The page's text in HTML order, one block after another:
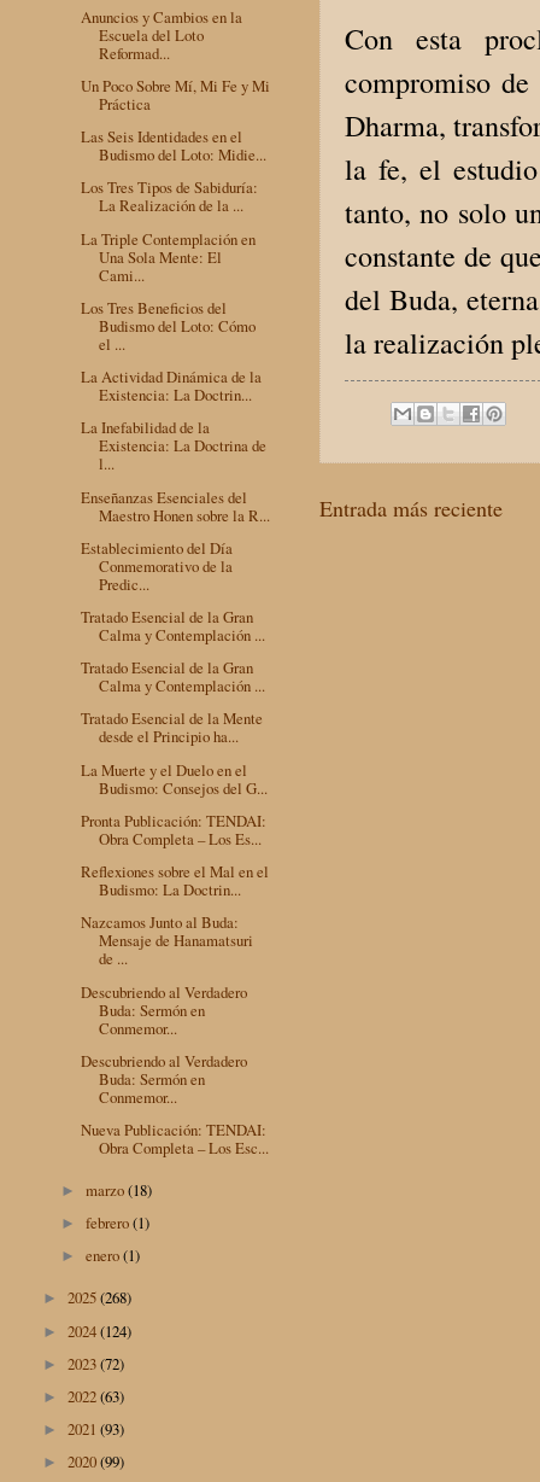
Con esta
compromiso
Dharma,
la fe, el
tanto, no solo
constante de
del Buda,
la realización
Entrada más reciente
Anuncios y Cambios en la
Escuela del Loto
Reformad...
Un Poco Sobre Mí, Mi Fe y Mi
Práctica
Las Seis Identidades en el
Budismo del Loto: Midie...
Los Tres Tipos de Sabiduría:
La Realización de la ...
La Triple Contemplación en
Una Sola Mente: El
Cami...
Los Tres Beneficios del
Budismo del Loto: Cómo
el ...
La Actividad Dinámica de la
Existencia: La Doctrin...
La Inefabilidad de la
Existencia: La Doctrina de
l...
Enseñanzas Esenciales del
Maestro Honen sobre la R...
Establecimiento del Día
Conmemorativo de la
Predic...
Tratado Esencial de la Gran
Calma y Contemplación ...
Tratado Esencial de la Gran
Calma y Contemplación ...
Tratado Esencial de la Mente
desde el Principio ha...
La Muerte y el Duelo en el
Budismo: Consejos del G...
Pronta Publicación: TENDAI:
Obra Completa – Los Es...
Reflexiones sobre el Mal en el
Budismo: La Doctrin...
Nazcamos Junto al Buda:
Mensaje de Hanamatsuri
de ...
Descubriendo al Verdadero
Buda: Sermón en
Conmemor...
Descubriendo al Verdadero
Buda: Sermón en
Conmemor...
Nueva Publicación: TENDAI:
Obra Completa – Los Esc...
►marzo(18)
►febrero(1)
►enero(1)
► 2025(268)
► 2024(124)
► 2023(72)
► 2022(63)
► 2021 (93)
► 2020(99)